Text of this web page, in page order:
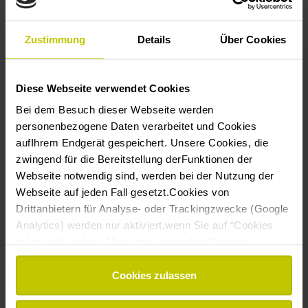
Zustimmung Details Über Cookies
Diese Webseite verwendet Cookies
Bei dem Besuch dieser Webseite werden
personenbezogene Daten verarbeitet und Cookies
aufIhrem Endgerät gespeichert. Unsere Cookies, die
zwingend für die Bereitstellung derFunktionen der
Webseite notwendig sind, werden bei der Nutzung der
Webseite auf jeden Fall gesetzt.Cookies von
Drittanbietern für Analyse- oder Trackingzwecke (Google
Analytics) werden nur aktiviert,wenn Sie auf “Cookies
Möglichkeit,die Einwilligungserklärung zu widerrufen)
erfahren Sie in unsererDatenschutzerklärung
Impressum
Cookies zulassen
Nachname
Zielgruppe
Für Pädagog:innen
Für Einrichtungen
E-Mail-Kommunikation
Ich bin einverstanden damit, dass Sie mich per E-
Mail anschreiben.
Einverstanden
Sie können sich in jedem Newsletter aus der
Wir nutzen Mailchimp als unsere E-Mail-Marketing-
Plattform. Durch das „Abonnieren“ erkennen Sie
geschickt werden.Hier erfahren Sie mehr über die